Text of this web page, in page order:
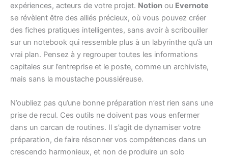
expériences, acteurs de votre projet. Notion ou Evernote
se révèlent être des alliés précieux, où vous pouvez créer
des fiches pratiques intelligentes, sans avoir à scribouiller
sur un notebook qui ressemble plus à un labyrinthe qu’à un
vrai plan. Pensez à y regrouper toutes les informations
capitales sur l’entreprise et le poste, comme un archiviste,
mais sans la moustache poussiéreuse.
N’oubliez pas qu’une bonne préparation n’est rien sans une
prise de recul. Ces outils ne doivent pas vous enfermer
dans un carcan de routines. Il s’agit de dynamiser votre
préparation, de faire résonner vos compétences dans un
crescendo harmonieux, et non de produire un solo